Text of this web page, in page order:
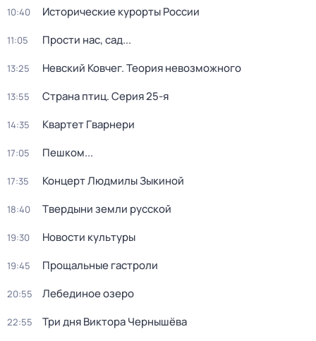
10:40 Исторические курорты России
11:05 Прости нас, сад...
13:25 Невский Ковчег. Теория невозможного
13:55 Страна птиц. Серия 25-я
14:35 Квартет Гварнери
17:05 Пешком...
17:35 Концерт Людмилы Зыкиной
18:40 Твердыни земли русской
19:30 Новости культуры
19:45 Прощальные гастроли
20:55 Лебединое озеро
22:55 Три дня Виктора Чернышёва